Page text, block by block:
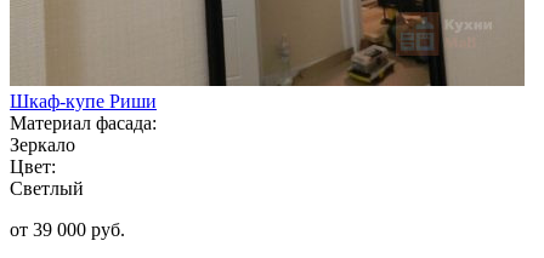
Шкаф-купе Риши
Материал фасада:
Зеркало
Цвет:
Светлый
от 39 000 руб.